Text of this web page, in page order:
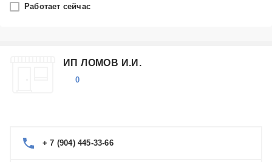
Сервисные центры Erisson в Москве
Сервисные центры Erisson в Екатеринбурге
Сервисные центры Erisson в Нижнем Новгороде
Работает сейчас
ИП ЛОМОВ И.И.
0
+ 7 (904) 445-33-66